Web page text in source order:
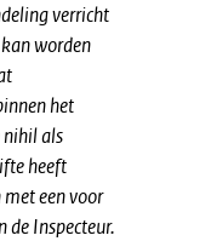
verricht
worden
het
nihil als
heeft
een voor
de Inspecteur.